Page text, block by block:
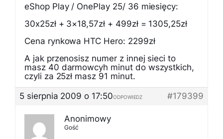
eShop Play / OnePlay 25/ 36 miesięcy:
30x25zł + 3×18,57zł + 499zł = 1305,25zł
Cena rynkowa HTC Hero: 2299zł
A jak przenosisz numer z innej sieci to
masz 40 darmowcyh minut do wszystkich,
czyli za 25zł masz 91 minut.
5 sierpnia 2009 o 17:50
#179399
ODPOWIEDZ
Anonimowy
Gość